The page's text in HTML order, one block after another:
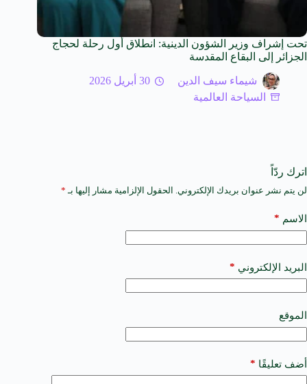
تحت إشراف وزير الشؤون الدينية: انطلاق أول رحلة لحجاج
الجزائر إلى البقاع المقدسة
شيماء سيف الدين
30 أبريل 2026
السياحة العالمية
اترك ردّاً
لن يتم نشر عنوان بريدك الإلكتروني. الحقول الإلزامية مشار إليها بـ *
الاسم *
البريد الإلكتروني *
الموقع
أضف تعليقًا *
A
t
e
a
t
i
e
: